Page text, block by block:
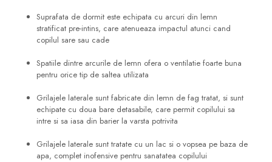
Suprafata de dormit este echipata cu arcuri din lemn
stratificat pre-intins, care atenueaza impactul atunci cand
copilul sare sau cade
Spatiile dintre arcurile de lemn ofera o ventilatie foarte buna
pentru orice tip de saltea utilizata
Grilajele laterale sunt fabricate din lemn de fag tratat, si sunt
echipate cu doua bare detasabile, care permit copilului sa
intre si sa iasa din barier la varsta potrivita
Grilajele laterale sunt tratate cu un lac si o vopsea pe baza de
apa, complet inofensive pentru sanatatea copilului